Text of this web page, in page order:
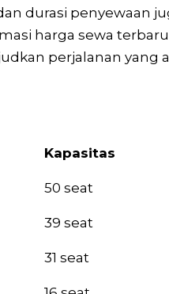
durasi penyewaan
harga sewa
perjalanan yang
Kapasitas
Kapasitas
50 seat
39 seat
31 seat